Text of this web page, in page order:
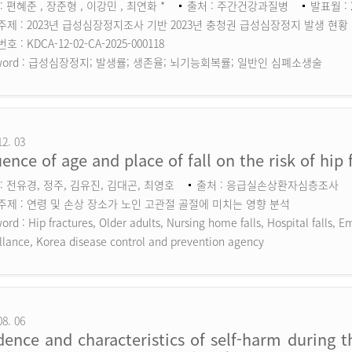
편혜준 , 장준형 , 이강민 , 최연화 * 출처 : 주간건강과질병
발표월 :
제 : 2023년 급성심장정지조사 기반 2023년 충청권 급성심장정지 발생 현
호 : KDCA-12-02-CA-2025-000118
: 급성심장정지; 발생률; 생존율; 뇌기능회복률; 일반인 심폐소생술
03
of age and place of fall on the risk of
전유경, 정주, 김유진, 김대곤, 최영호
출처 : 응급실손상환자심층조사
제 : 연령 및 손상 장소가 노인 고관절 골절에 미치는 영향 분석
: Hip fractures, Older adults, Nursing home falls, Hospital falls,
Korea disease control and prevention agency
06
and characteristics of self-harm during